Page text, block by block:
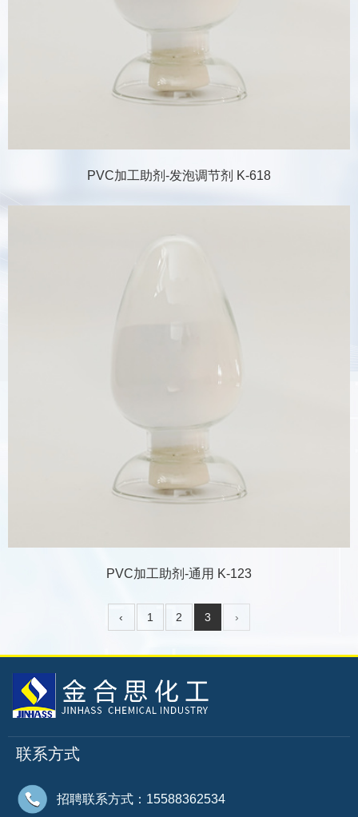
PVC加工助剂-发泡调节剂 K-618
PVC加工助剂-通用 K-123
‹ 1 2 3 ›
联系方式
招聘联系方式：15588362534